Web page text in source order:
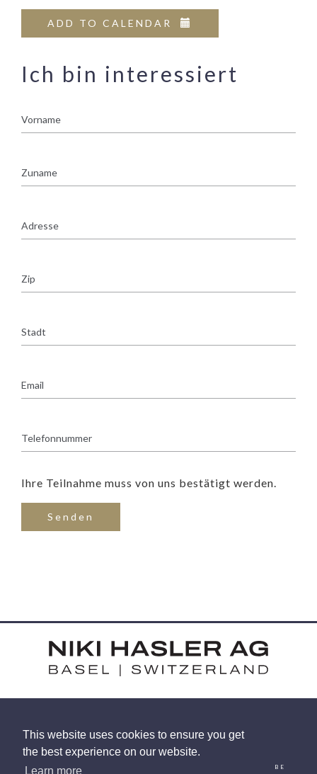
This website uses cookies to ensure you get
the best experience on our website.
Learn more
ADD TO CALENDAR
Ich bin interessiert
Ihre Teilnahme muss von uns bestätigt werden.
HARDSTRASSE 15 - CH-4052 BASEL
EMAIL INSTAGRAM YOUTUBE